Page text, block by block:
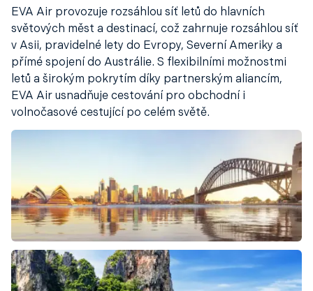
EVA Air provozuje rozsáhlou síť letů do hlavních
světových měst a destinací, což zahrnuje rozsáhlou síť
v Asii, pravidelné lety do Evropy, Severní Ameriky a
přímé spojení do Austrálie. S flexibilními možnostmi
letů a širokým pokrytím díky partnerským aliancím,
EVA Air usnadňuje cestování pro obchodní i
volnočasové cestující po celém světě.